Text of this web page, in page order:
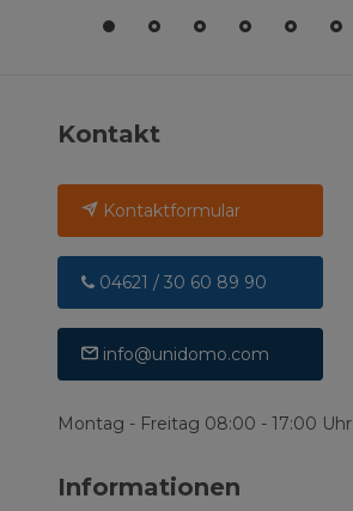
Kontakt
Kontaktformular
04621 / 30 60 89 90
info@unidomo.com
Montag - Freitag 08:00 - 17:00 Uhr
Informationen